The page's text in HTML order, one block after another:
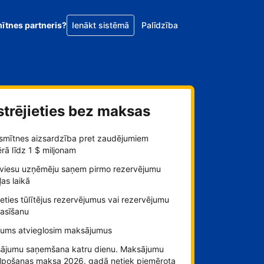
partneris? Ienākt sistēmā Palīdzība
bez maksas
aizsardzība pret zaudējumiem
līdz 1 $ miljonam
uzņēmēju saņem pirmo rezervējumu
laikā
tūlītējus rezervējumus vai rezervējumu
atvieglosim maksājumus
saņemšana katru dienu. Maksājumu
maksa 2026. gadā netiek piemērota